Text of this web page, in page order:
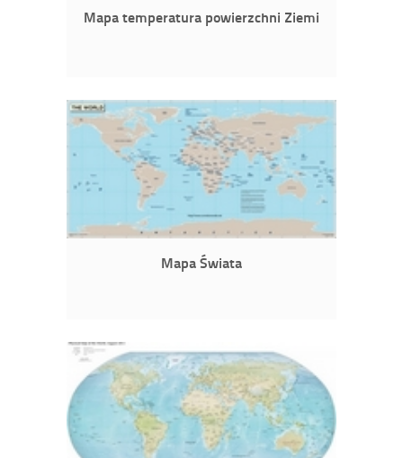
Mapa temperatura powierzchni Ziemi
Mapa Świata